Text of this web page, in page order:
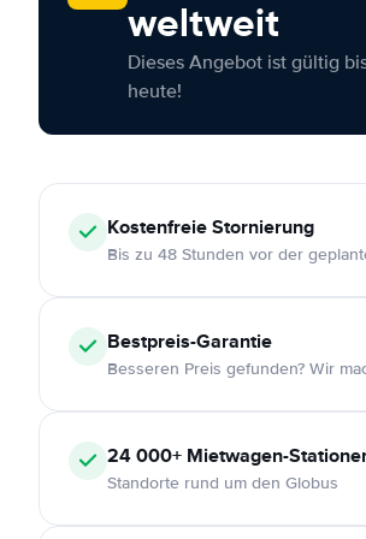
weltweit
Dieses Angebot ist gültig
heute!
KostenfreieStornierung
Bis zu 48 Stunden vor der
Bestpreis-Garantie
Besseren Preis gefunden? Wir
24 000+ Mietwagen-
Standorte rund um den Globus